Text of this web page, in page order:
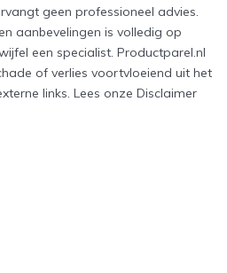
geen professioneel advies.
aanbevelingen is volledig op
een specialist. Productparel.nl
of verlies voortvloeiend uit het
links. Lees onzeDisclaimer